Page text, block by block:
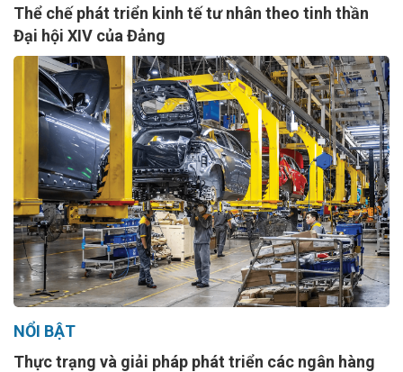
Thể chế phát triển kinh tế tư nhân theo tinh thần
Đại hội XIV của Đảng
NỔI BẬT
Thực trạng và giải pháp phát triển các ngân hàng